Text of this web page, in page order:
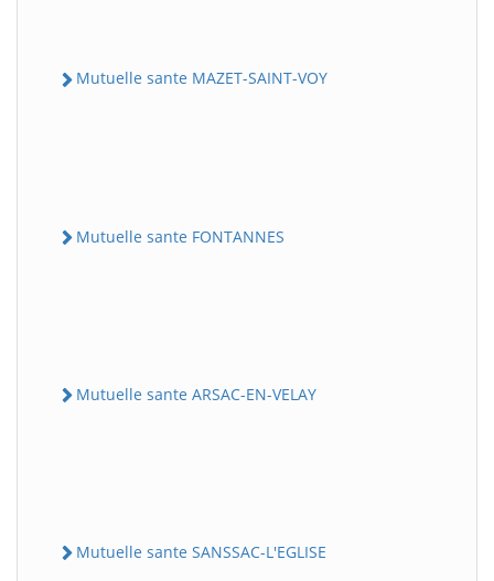
Mutuelle sante MAZET-SAINT-VOY
Mutuelle sante FONTANNES
Mutuelle sante ARSAC-EN-VELAY
Mutuelle sante SANSSAC-L'EGLISE